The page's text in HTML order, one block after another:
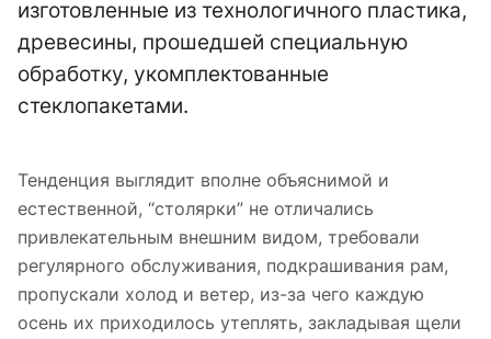
изготовленные из технологичного пластика,
древесины, прошедшей специальную
обработку, укомплектованные
стеклопакетами.
Тенденция выглядит вполне объяснимой и
естественной, “столярки” не отличались
привлекательным внешним видом, требовали
регулярного обслуживания, подкрашивания рам,
пропускали холод и ветер, из-за чего каждую
осень их приходилось утеплять, закладывая щели